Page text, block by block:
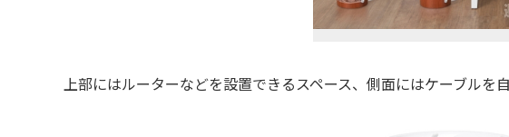
上部にはルーターなどを設置できるスペース、側面にはケーブルを